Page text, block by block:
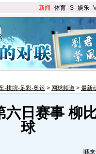
新闻 -体育-S-娱乐-
-棋牌-足彩-奥运 > 网球频道 > 最新
六日赛事 柳
球
[我